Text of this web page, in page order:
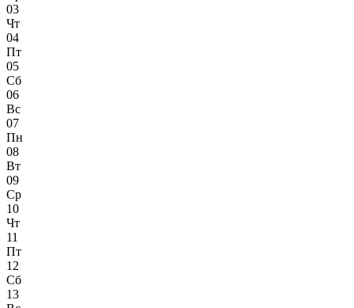
03
Чт
04
Пт
05
Сб
06
Вс
07
Пн
08
Вт
09
Ср
10
Чт
11
Пт
12
Сб
13